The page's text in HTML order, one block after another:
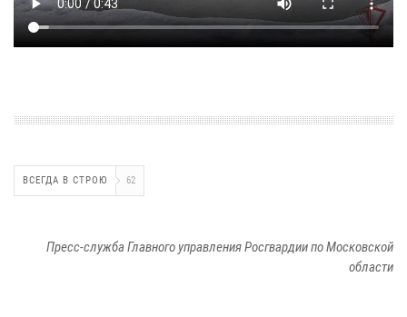
ВСЕГДА В СТРОЮ 62
Пресс-служба Главного управления Росгвардии по Московской
области